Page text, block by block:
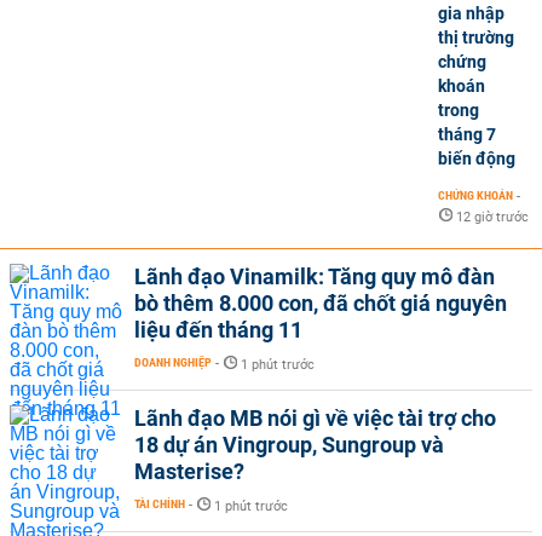
gia nhập
thị trường
chứng
khoán
trong
tháng 7
biến động
CHỨNG KHOÁN -
12 giờ trước
Lãnh đạo Vinamilk: Tăng quy mô đàn
bò thêm 8.000 con, đã chốt giá nguyên
liệu đến tháng 11
DOANH NGHIỆP - 1 phút trước
Lãnh đạo MB nói gì về việc tài trợ cho
18 dự án Vingroup, Sungroup và
Masterise?
TÀI CHÍNH - 1 phút trước